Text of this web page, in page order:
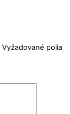
Vyžadované polia